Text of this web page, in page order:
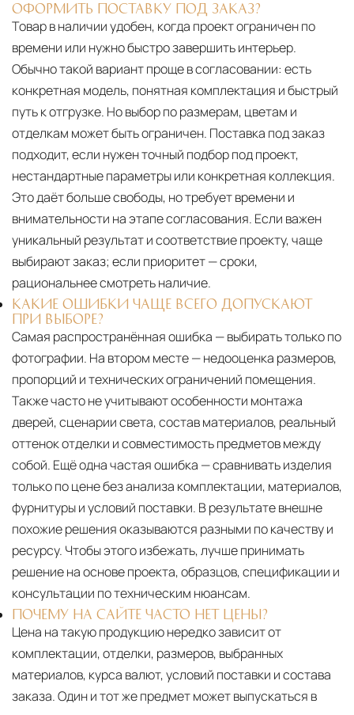
ОФОРМИТЬ ПОСТАВКУ ПОД ЗАКАЗ?
Товар в наличии удобен, когда проект ограничен по
времени или нужно быстро завершить интерьер.
Обычно такой вариант проще в согласовании: есть
конкретная модель, понятная комплектация и быстрый
путь к отгрузке. Но выбор по размерам, цветам и
отделкам может быть ограничен. Поставка под заказ
подходит, если нужен точный подбор под проект,
нестандартные параметры или конкретная коллекция.
Это даёт больше свободы, но требует времени и
внимательности на этапе согласования. Если важен
уникальный результат и соответствие проекту, чаще
выбирают заказ; если приоритет — сроки,
рациональнее смотреть наличие.
КАКИЕ ОШИБКИ ЧАЩЕ ВСЕГО ДОПУСКАЮТ
ПРИ ВЫБОРЕ?
Самая распространённая ошибка — выбирать только по
фотографии. На втором месте — недооценка размеров,
пропорций и технических ограничений помещения.
Также часто не учитывают особенности монтажа
дверей, сценарии света, состав материалов, реальный
оттенок отделки и совместимость предметов между
собой. Ещё одна частая ошибка — сравнивать изделия
только по цене без анализа комплектации, материалов,
фурнитуры и условий поставки. В результате внешне
похожие решения оказываются разными по качеству и
ресурсу. Чтобы этого избежать, лучше принимать
решение на основе проекта, образцов, спецификации и
консультации по техническим нюансам.
ПОЧЕМУ НА САЙТЕ ЧАСТО НЕТ ЦЕНЫ?
Цена на такую продукцию нередко зависит от
комплектации, отделки, размеров, выбранных
материалов, курса валют, условий поставки и состава
заказа. Один и тот же предмет может выпускаться в